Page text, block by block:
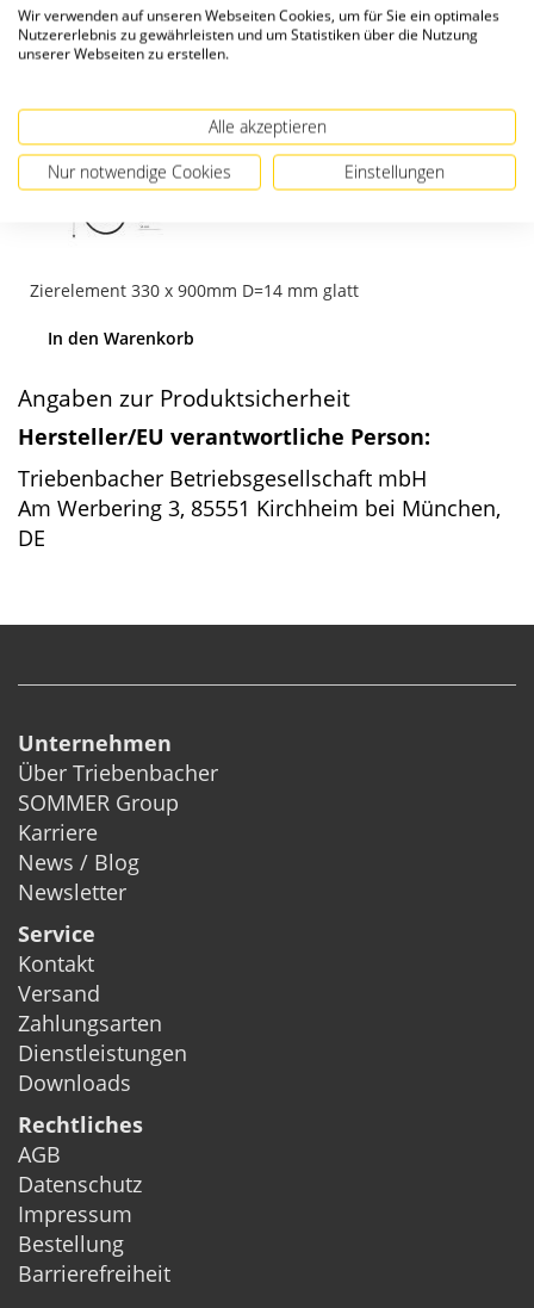
Passendes Zubehör
Zierelement 330 x 900mm D=14 mm glatt
In den Warenkorb
Angaben zur Produktsicherheit
Hersteller/EU verantwortliche Person:
Triebenbacher Betriebsgesellschaft mbH
Am Werbering 3, 85551 Kirchheim bei München,
DE
Unternehmen
Über Triebenbacher
SOMMER Group
Karriere
News / Blog
Newsletter
Service
Kontakt
Versand
Zahlungsarten
Dienstleistungen
Downloads
Rechtliches
AGB
Datenschutz
Impressum
Bestellung
Barrierefreiheit
Wir verwenden auf unseren Webseiten Cookies, um für Sie ein optimales
Nutzererlebnis zu gewährleisten und um Statistiken über die Nutzung
unserer Webseiten zu erstellen.
Alle akzeptieren
Nur notwendige Cookies Einstellungen